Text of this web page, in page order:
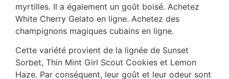
myrtilles. Il a également un goût boisé. Achetez
White Cherry Gelato en ligne. Achetez des
champignons magiques cubains en ligne.
Cette variété provient de la lignée de Sunset
Sorbet, Thin Mint Girl Scout Cookies et Lemon
Haze. Par conséquent, leur goût et leur odeur sont